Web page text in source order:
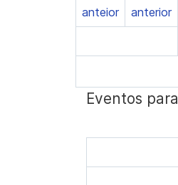
Eventos para